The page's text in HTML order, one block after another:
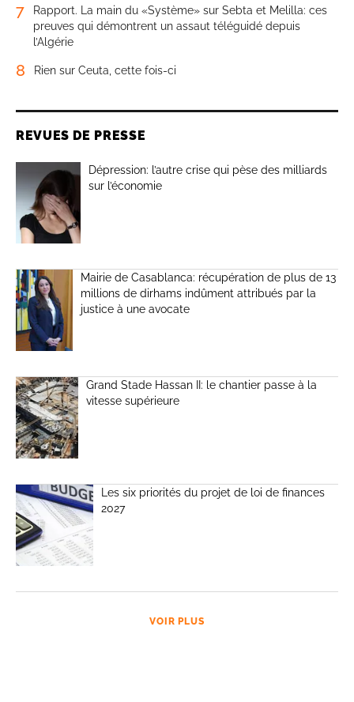
7
Rapport. La main du «Système» sur Sebta et Melilla: ces
preuves qui démontrent un assaut téléguidé depuis
l’Algérie
8 Rien sur Ceuta, cette fois-ci
REVUES DE PRESSE
Dépression: l’autre crise qui pèse des milliards
sur l’économie
Mairie de Casablanca: récupération de plus de 13
millions de dirhams indûment attribués par la
justice à une avocate
Grand Stade Hassan II: le chantier passe à la
vitesse supérieure
Les six priorités du projet de loi de finances
2027
VOIR PLUS